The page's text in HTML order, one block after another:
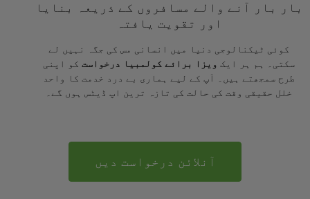
بار بار آنے والے مسافروں کے ذریعہ بنایا
اور تقویت یافتہ
کوئی ٹیکنالوجی دنیا میں انسانی مس کی جگہ نہیں لے
سکتی۔ ہم ہر ایک ویزا برائے کولمبیا درخواست کو اپنی
طرح سمجھتے ہیں۔ آپ کے لیے ہماری بے درد خدمت کا واحد
خلل حقیقی وقت کی حالت کی تازہ ترین اپ ڈیٹس ہوں گے۔
آنلائن درخواست دیں